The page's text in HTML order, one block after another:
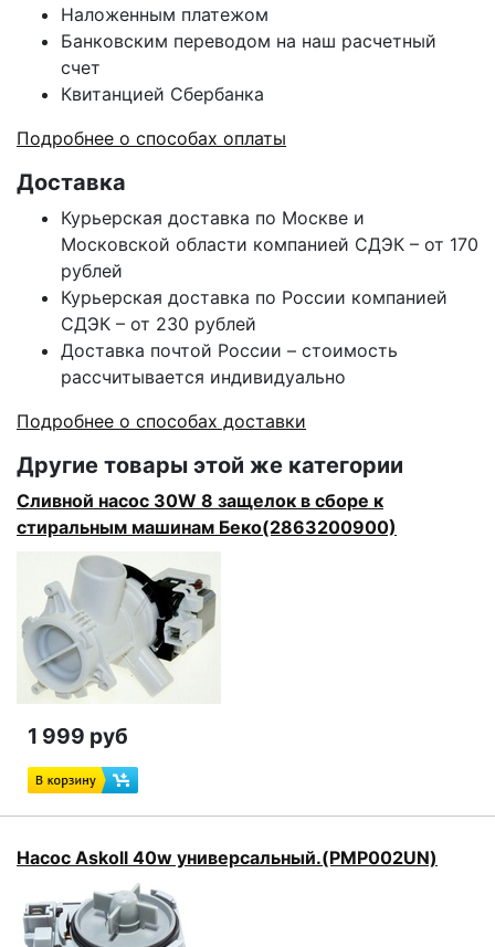
Наложенным платежом
Банковским переводом на наш расчетный
счет
Квитанцией Сбербанка
Подробнее о способах оплаты
Доставка
Курьерская доставка по Москве и
Московской области компанией СДЭК – от 170
рублей
Курьерская доставка по России компанией
СДЭК – от 230 рублей
Доставка почтой России – стоимость
рассчитывается индивидуально
Подробнее о способах доставки
Другие товары этой же категории
Сливной насос 30W 8 защелок в сборе к
стиральным машинам Беко(2863200900)
1 999 руб
Насос Askoll 40w универсальный.(PMP002UN)